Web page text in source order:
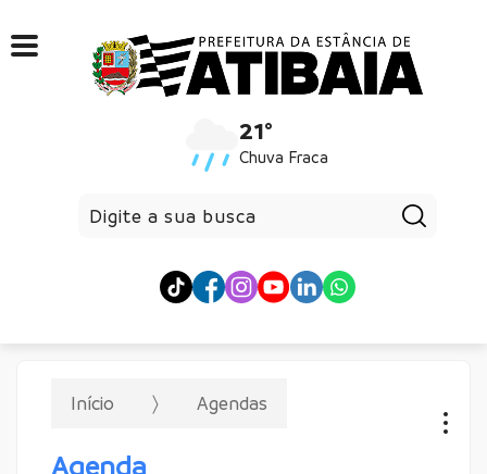
21°
Chuva Fraca
Início Agendas
Agenda